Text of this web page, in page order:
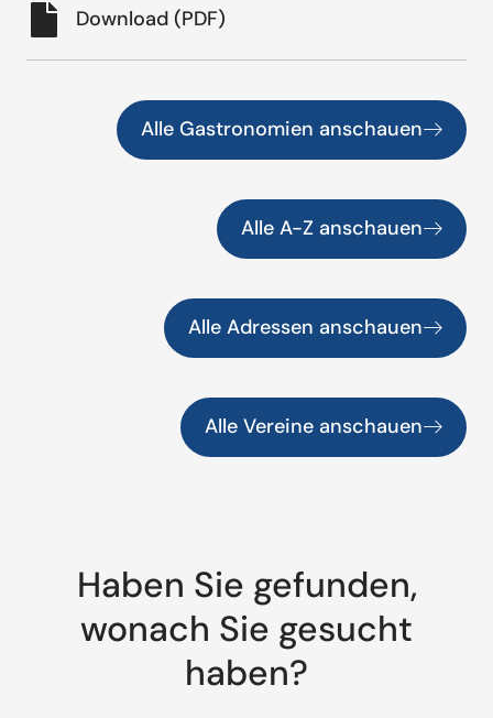
Download (PDF)
Alle Gastronomien anschauen
Alle A-Z anschauen
Alle Adressen anschauen
Alle Vereine anschauen
Haben Sie gefunden,
wonach Sie gesucht
haben?